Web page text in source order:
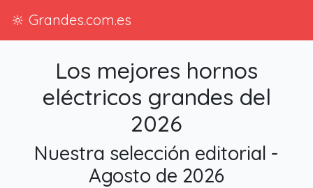
🔆 Grandes.com.es
Los mejores hornos
eléctricos grandes del
2026
Nuestra selección editorial -
Agosto de 2026